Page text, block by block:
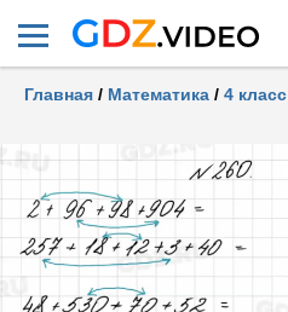
Главная / Математика / 4 класс